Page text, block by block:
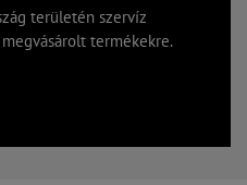
területén szervíz
termékekre.